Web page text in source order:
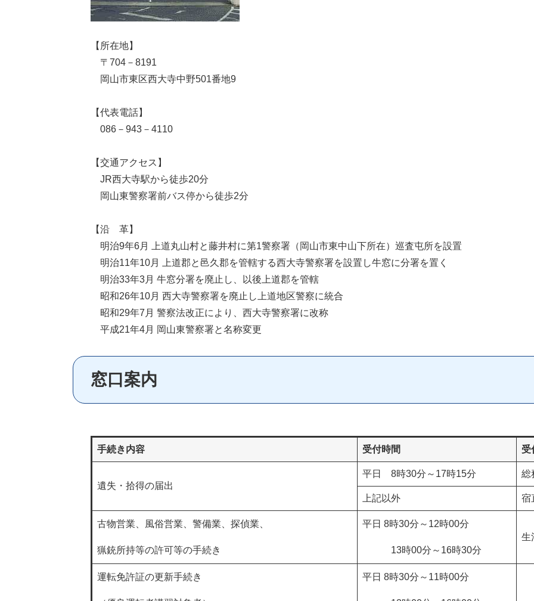
【所在地】
〒704－8191
岡山市東区西大寺中野501番地9
【代表電話】
086－943－4110
【交通アクセス】
JR西大寺駅から徒歩20分
岡山東警察署前バス停から徒歩2分
【沿 革】
明治9年6月 上道丸山村と藤井村に第1警察署（岡山市東中山下所在）巡査屯所を設置
明治11年10月 上道郡と邑久郡を管轄する西大寺警察署を設置し牛窓に分署を置く
明治33年3月 牛窓分署を廃止し、以後上道郡を管轄
昭和26年10月 西大寺警察署を廃止し上道地区警察に統合
昭和29年7月 警察法改正により、西大寺警察署に改称
平成21年4月 岡山東警察署と名称変更
窓口案内
手続き内容 受付時間 受
遺失・拾得の届出
平日 8時30分～17時15分 総
上記以外 宿
古物営業、風俗営業、警備業、探偵業、
猟銃所持等の許可等の手続き
平日 8時30分～12時00分
13時00分～16時30分
生
運転免許証の更新手続き 平日 8時30分～11時00分